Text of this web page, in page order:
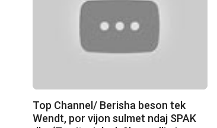
Top Channel/ Berisha beson tek
Wendt, por vijon sulmet ndaj SPAK